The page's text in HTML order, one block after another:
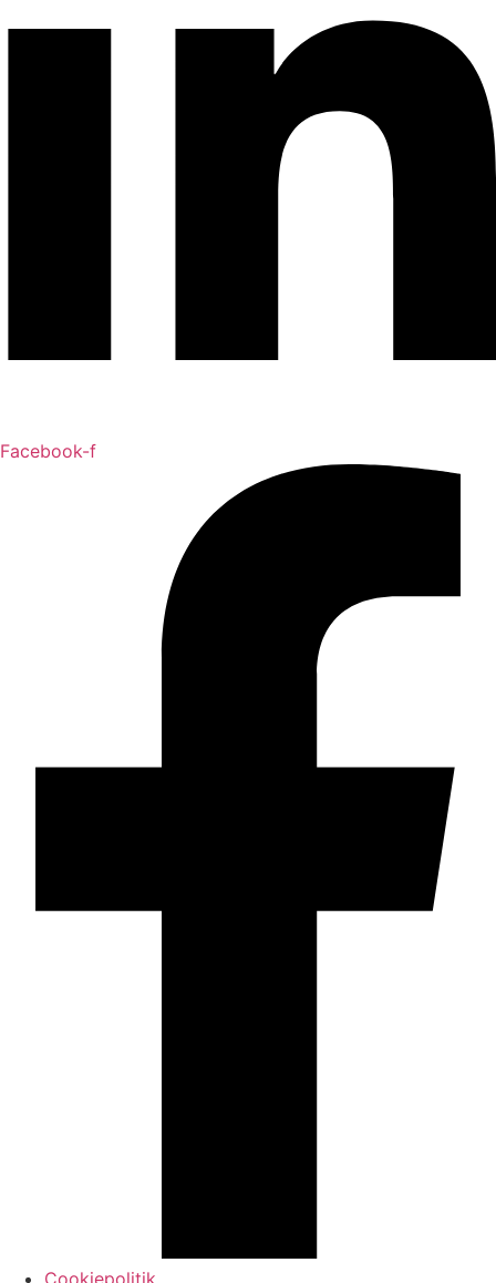
Facebook-f
Cookiepolitik